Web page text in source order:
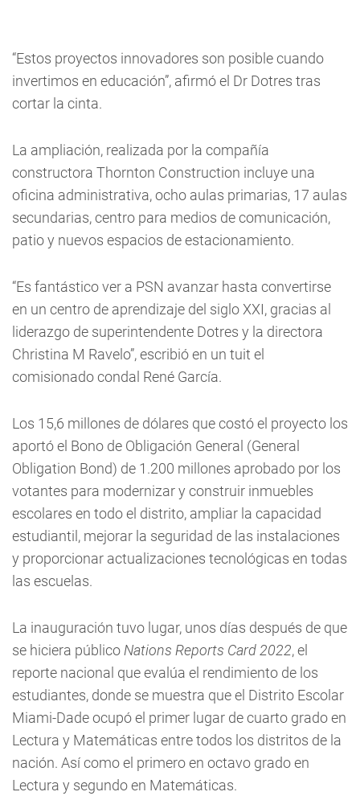
“Estos proyectos innovadores son posible cuando
invertimos en educación”, afirmó el Dr Dotres tras
cortar la cinta.
La ampliación, realizada por la compañía
constructora Thornton Construction incluye una
oficina administrativa, ocho aulas primarias, 17 aulas
secundarias, centro para medios de comunicación,
patio y nuevos espacios de estacionamiento.
“Es fantástico ver a PSN avanzar hasta convertirse
en un centro de aprendizaje del siglo XXI, gracias al
liderazgo de superintendente Dotres y la directora
Christina M Ravelo”, escribió en un tuit el
comisionado condal René García.
Los 15,6 millones de dólares que costó el proyecto los
aportó el Bono de Obligación General (General
Obligation Bond) de 1.200 millones aprobado por los
votantes para modernizar y construir inmuebles
escolares en todo el distrito, ampliar la capacidad
estudiantil, mejorar la seguridad de las instalaciones
y proporcionar actualizaciones tecnológicas en todas
las escuelas.
La inauguración tuvo lugar, unos días después de que
se hiciera público Nations Reports Card 2022, el
reporte nacional que evalúa el rendimiento de los
estudiantes, donde se muestra que el Distrito Escolar
Miami-Dade ocupó el primer lugar de cuarto grado en
Lectura y Matemáticas entre todos los distritos de la
nación. Así como el primero en octavo grado en
Lectura y segundo en Matemáticas.